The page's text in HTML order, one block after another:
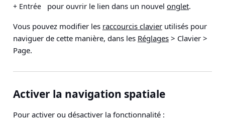
+ Entrée
pour ouvrir le lien dans un nouvel onglet.
Vous pouvez modifier les raccourcis clavier utilisés pour
naviguer de cette manière, dans les Réglages > Clavier >
Page.
Activer la navigation spatiale
Pour activer ou désactiver la fonctionnalité :